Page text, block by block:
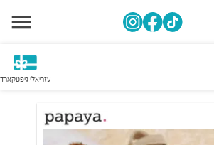
עזריאלי גיפטקארד